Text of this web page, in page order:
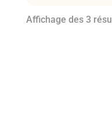
Affichage des 3